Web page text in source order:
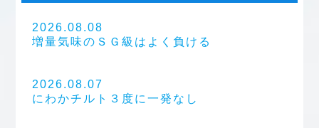
2026.08.08
増量気味のＳＧ級はよく負ける
2026.08.07
にわかチルト３度に一発なし